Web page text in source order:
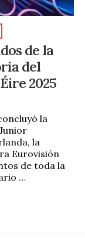
de la
del
2025
la
la
Eurovisión
de toda la
…